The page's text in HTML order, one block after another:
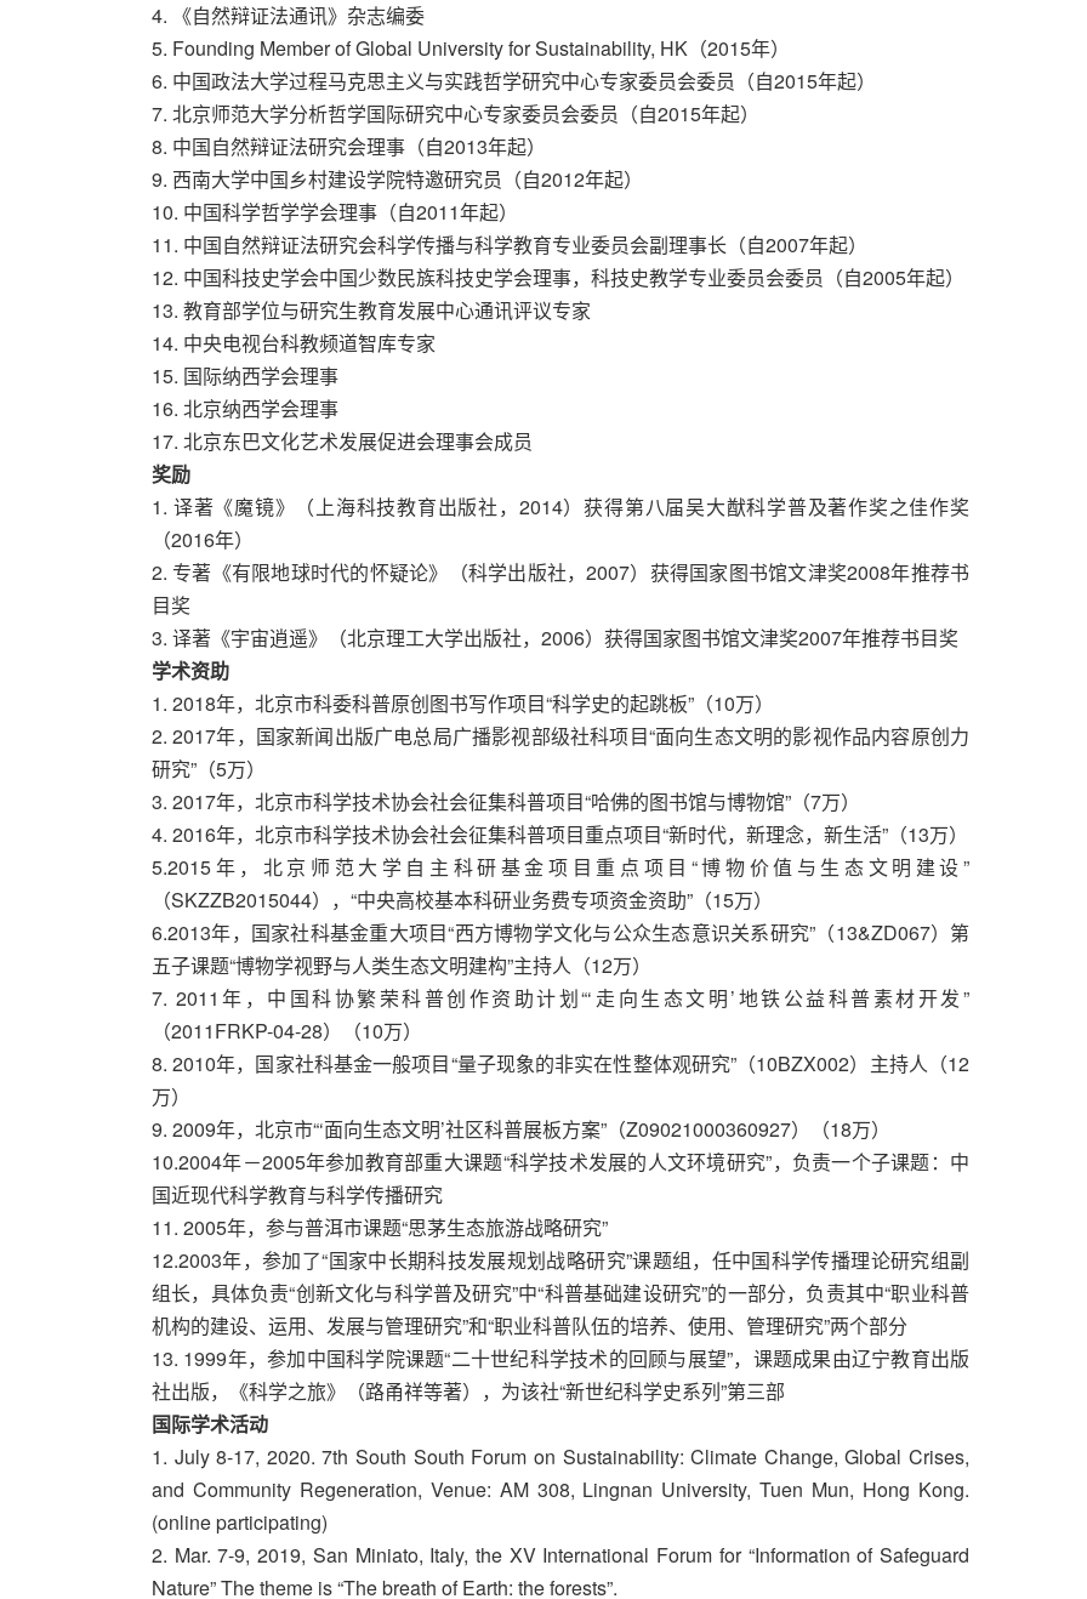
4. 《自然辩证法通讯》杂志编委
5. Founding Member of Global University for Sustainability, HK（2015年）
6. 中国政法大学过程马克思主义与实践哲学研究中心专家委员会委员（自2015年起）
7. 北京师范大学分析哲学国际研究中心专家委员会委员（自2015年起）
8. 中国自然辩证法研究会理事（自2013年起）
9. 西南大学中国乡村建设学院特邀研究员（自2012年起）
10. 中国科学哲学学会理事（自2011年起）
11. 中国自然辩证法研究会科学传播与科学教育专业委员会副理事长（自2007年起）
12. 中国科技史学会中国少数民族科技史学会理事，科技史教学专业委员会委员（自2005年起）
13. 教育部学位与研究生教育发展中心通讯评议专家
14. 中央电视台科教频道智库专家
15. 国际纳西学会理事
16. 北京纳西学会理事
17. 北京东巴文化艺术发展促进会理事会成员
奖励
1. 译著《魔镜》（上海科技教育出版社，2014）获得第八届吴大猷科学普及著作奖之佳作奖
（2016年）
2. 专著《有限地球时代的怀疑论》（科学出版社，2007）获得国家图书馆文津奖2008年推荐书
目奖
3. 译著《宇宙逍遥》（北京理工大学出版社，2006）获得国家图书馆文津奖2007年推荐书目奖
学术资助
1. 2018年，北京市科委科普原创图书写作项目“科学史的起跳板”（10万）
2. 2017年，国家新闻出版广电总局广播影视部级社科项目“面向生态文明的影视作品内容原创力
研究”（5万）
3. 2017年，北京市科学技术协会社会征集科普项目“哈佛的图书馆与博物馆”（7万）
4. 2016年，北京市科学技术协会社会征集科普项目重点项目“新时代，新理念，新生活”（13万）
5.2015年，北京师范大学自主科研基金项目重点项目“博物价值与生态文明建设”
（SKZZB2015044），“中央高校基本科研业务费专项资金资助”（15万）
6.2013年，国家社科基金重大项目“西方博物学文化与公众生态意识关系研究”（13&ZD067）第
五子课题“博物学视野与人类生态文明建构”主持人（12万）
7. 2011年，中国科协繁荣科普创作资助计划“‘走向生态文明’地铁公益科普素材开发”
（2011FRKP-04-28）（10万）
8. 2010年，国家社科基金一般项目“量子现象的非实在性整体观研究”（10BZX002）主持人（12
万）
9. 2009年，北京市“‘面向生态文明’社区科普展板方案”（Z09021000360927）（18万）
10.2004年－2005年参加教育部重大课题“科学技术发展的人文环境研究”，负责一个子课题：中
国近现代科学教育与科学传播研究
11. 2005年，参与普洱市课题“思茅生态旅游战略研究”
12.2003年，参加了“国家中长期科技发展规划战略研究”课题组，任中国科学传播理论研究组副
组长，具体负责“创新文化与科学普及研究”中“科普基础建设研究”的一部分，负责其中“职业科普
机构的建设、运用、发展与管理研究”和“职业科普队伍的培养、使用、管理研究”两个部分
13. 1999年，参加中国科学院课题“二十世纪科学技术的回顾与展望”，课题成果由辽宁教育出版
社出版，《科学之旅》（路甬祥等著），为该社“新世纪科学史系列”第三部
国际学术活动
1. July 8-17, 2020. 7th South South Forum on Sustainability: Climate Change, Global Crises,
and Community Regeneration, Venue: AM 308, Lingnan University, Tuen Mun, Hong Kong.
(online participating)
2. Mar. 7-9, 2019, San Miniato, Italy, the XV International Forum for “Information of Safeguard
Nature” The theme is “The breath of Earth: the forests”.